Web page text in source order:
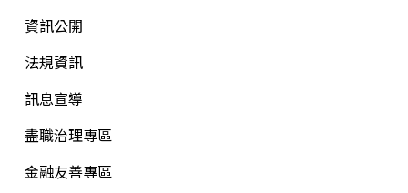
資訊公開
法規資訊
訊息宣導
盡職治理專區
金融友善專區